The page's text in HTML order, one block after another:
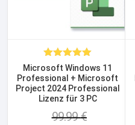
Bewertet
mit5.00
von 5
Microsoft Windows 11
Professional + Microsoft
Project 2024 Professional
Lizenz für 3 PC
99.99€